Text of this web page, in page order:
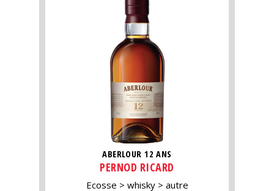
ABERLOUR 12 ANS
PERNOD RICARD
Ecosse whisky autre